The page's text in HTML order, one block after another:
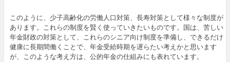
このように、少子高齢化の労働人口対策、長寿対策として様々な制度が
あります。これらの制度を賢く使っていきたいものです。国は、苦しい
年金財政の対策として、これらのシニア向け制度を準備し、できるだけ
健康に長期間働くことで、年金受給時期を遅らたい考えかと思います
が、このような考え方は、公的年金の仕組みにも表れています。